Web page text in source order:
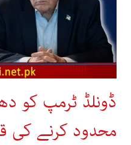
ڈونلڈ ٹرمپ کو
محدود کرنے کی